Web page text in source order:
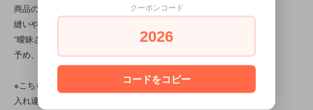
商品の特性/性質上、上記の問題以前に、
縫いや玉止め、接着、バリ処理、作り自体に、
“曖昧さ”“甘さ”“雑さ”の部分が見られる商品です。
予め、ご了承くださいませ。)
※こちらの商品は店頭でも販売しています。
入れ違いで完売してしまう場合がございます。
クーポンコード
2026
コードをコピー